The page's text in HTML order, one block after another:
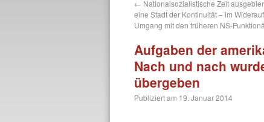
← Nationalsozialistische Zeit
eine Stadt der Kontinuität – im
Umgang mit den früheren NS-
Aufgaben der
Nach und nach
übergeben
Publiziert am 19. Januar 2014